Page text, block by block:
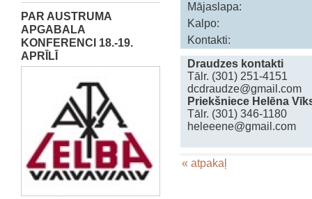
PAR AUSTRUMA
APGABALA
KONFERENCI 18.-19.
APRĪLĪ
Mājaslapa:
Kalpo:
Kontakti:
Draudzes kontakti
Tālr. (301) 251-4151
dcdraudze@gmail.com
Priekšniece Helēna
Tālr. (301) 346-1180
heleeene@gmail.com
« atpakaļ